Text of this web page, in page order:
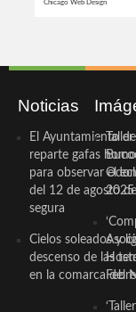
Chicago Web Design
Noticias
El Ayuntamiento
reparte gafas
para observar el
del 12 de agosto
segura
Cielos soleados y
descenso de las
en la comarca del
2025